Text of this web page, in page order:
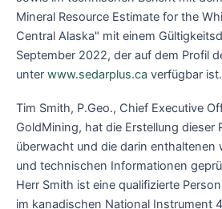
Mineral Resource Estimate for the
Central Alaska" mit einem
September 2022, der auf dem Profil
unter www.sedarplus.ca verfügbar ist.
Tim Smith, P.Geo., Chief Executive
GoldMining, hat die Erstellung dieser
überwacht und die darin enthaltenen
und technischen Informationen
Herr Smith ist eine qualifizierte
im kanadischen National Instrument